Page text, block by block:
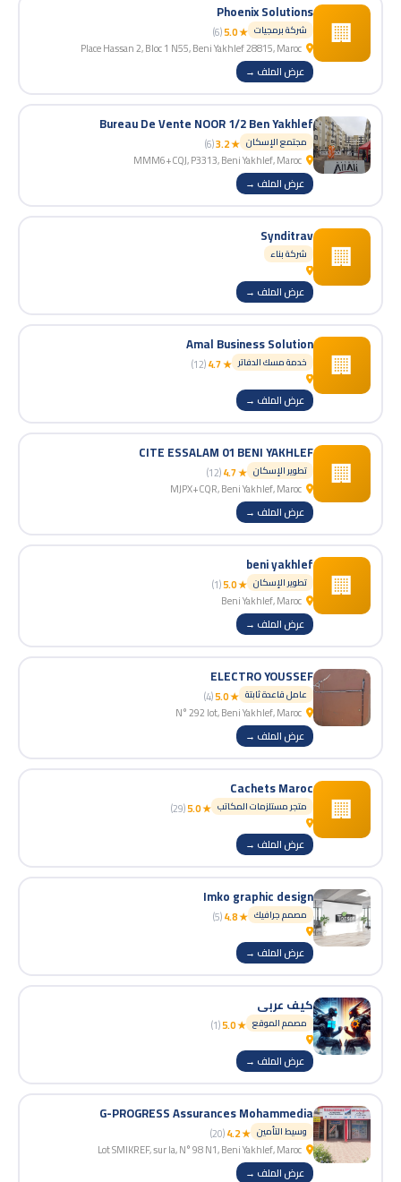
🏢
Phoenix Solutions
شركة برمجيات ★ 5.0
(6)
عرض الملف →
Bureau De Vente NOOR 1/2 Ben Yakhlef
مجتمع الإسكان ★ 3.2
(6)
عرض الملف →
🏢
Synditrav
شركة بناء
عرض الملف →
🏢
Amal Business Solution
خدمة مسك الدفاتر ★ 4.7
(12)
عرض الملف →
🏢
CITE ESSALAM 01 BENI YAKHLEF
تطوير الإسكان ★ 4.7
(12)
عرض الملف →
🏢
beni yakhlef
تطوير الإسكان ★ 5.0
(1)
عرض الملف →
ELECTRO YOUSSEF
عامل قاعدة ثابتة ★ 5.0
(4)
عرض الملف →
🏢
Cachets Maroc
متجر مستلزمات المكاتب ★ 5.0
(29)
عرض الملف →
Imko graphic design
مصمم جرافيك ★ 4.8
(5)
عرض الملف →
كيف عربي
مصمم الموقع ★ 5.0
(1)
عرض الملف →
G-PROGRESS Assurances Mohammedia
وسيط التأمين ★ 4.2
(20)
عرض الملف →